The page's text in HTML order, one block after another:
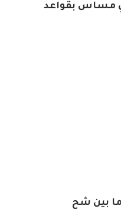
مساس بقواعد
ما بين شح